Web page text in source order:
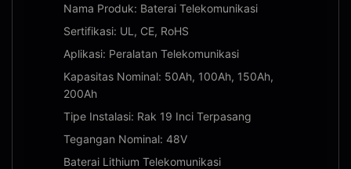
Nama Produk: Baterai Telekomunikasi
Sertifikasi: UL, CE, RoHS
Aplikasi: Peralatan Telekomunikasi
Kapasitas Nominal: 50Ah, 100Ah, 150Ah,
200Ah
Tipe Instalasi: Rak 19 Inci Terpasang
Tegangan Nominal: 48V
Baterai Lithium Telekomunikasi